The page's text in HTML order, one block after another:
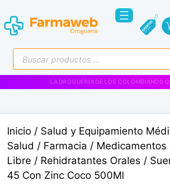
al
contenido
Búsqueda
de
productos
VENTAS EMPRESARIALES
Inicio / Salud y Equipamiento
Salud / Farmacia / Medicamentos
Libre / Rehidratantes Orales /
45 Con Zinc Coco 500Ml